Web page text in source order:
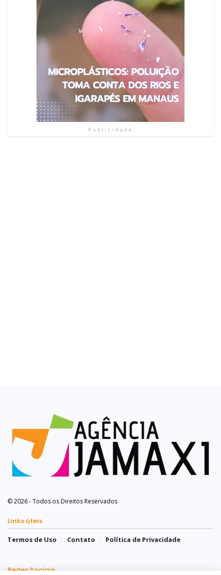
Publicidade
© 2026 - Todos os Direitos Reservados
Links úteis
Termos de Uso Contato Política de Privacidade
Redes Sociais